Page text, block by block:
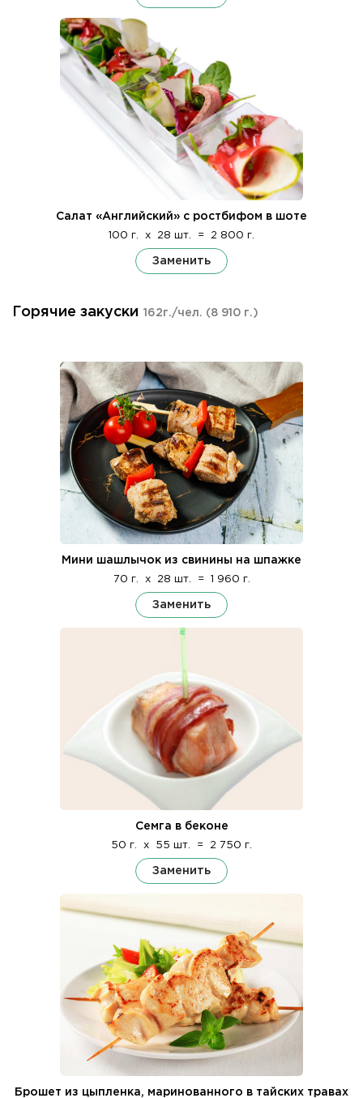
Салат «Английский» с ростбифом в шоте
100 г. x 28 шт. = 2 800 г.
Заменить
Горячие закуски 162г./чел. (8 910 г.)
Мини шашлычок из свинины на шпажке
70 г. x 28 шт. = 1 960 г.
Заменить
Семга в беконе
50 г. x 55 шт. = 2 750 г.
Заменить
Брошет из цыпленка, маринованного в тайских травах